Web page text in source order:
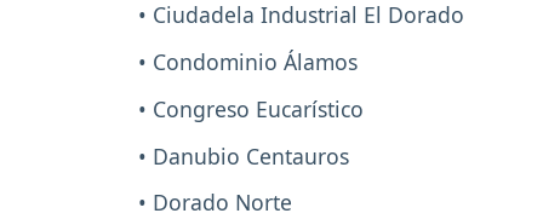
• Ciudadela Industrial El Dorado
• Condominio Álamos
• Congreso Eucarístico
• Danubio Centauros
• Dorado Norte